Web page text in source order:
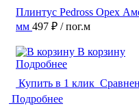
Плинтус Pedross Орех
мм 497 ₽ / пог.м
В корзину
Подробнее
Купить в 1 клик
Подробнее